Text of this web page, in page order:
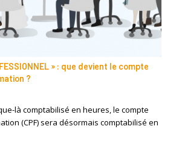
» : que devient le compte
?
là comptabilisé en heures, le compte
(CPF) sera désormais comptabilisé en